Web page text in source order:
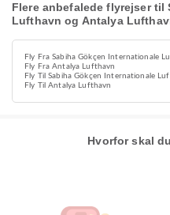
Flere anbefalede flyrejser til
Lufthavn og Antalya
Fly Fra Sabiha Gökçen Internationale
Fly Fra Antalya Lufthavn
Fly Til Sabiha Gökçen Internationale
Fly Til Antalya Lufthavn
Hvorfor skal